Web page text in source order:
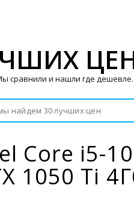
Core i5-
1050 Ti
сравнили и нашли где дешевле.